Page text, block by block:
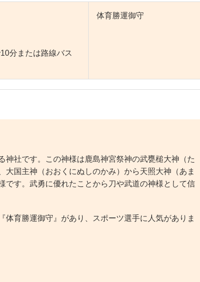
分または路線バス
体育勝運御守
社です。この神様は鹿島神宮祭神の武甕槌大神（た
国主神（おおくにぬしのかみ）から天照大神（あま
です。武勇に優れたことから刀や武道の神様として信
育勝運御守』があり、スポーツ選手に人気がありま